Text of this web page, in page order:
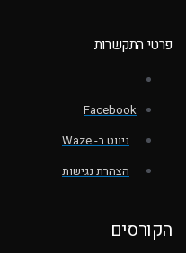
פרטי התקשרות
Facebook
ניווט ב- Waze
הצהרת נגישות
הקורסים